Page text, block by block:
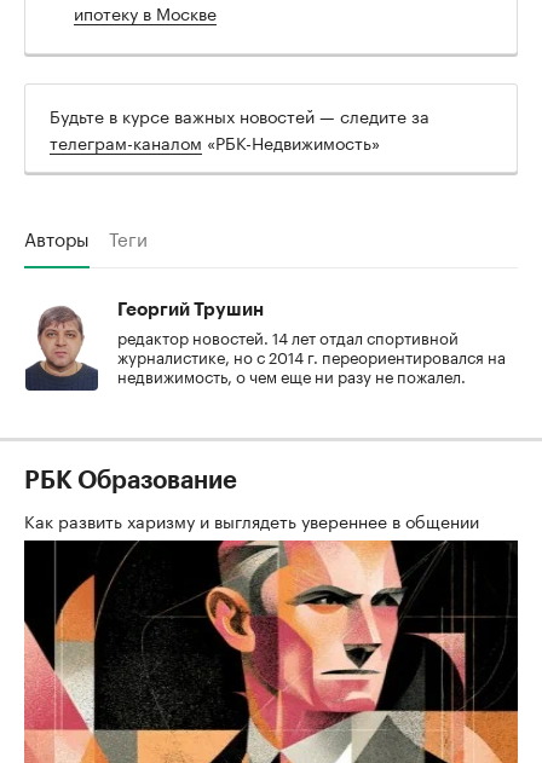
ипотеку в Москве
Будьте в курсе важных новостей — следите за
телеграм-каналом «РБК-Недвижимость»
Авторы Теги
Георгий Трушин
редактор новостей. 14 лет отдал спортивной
журналистике, но с 2014 г. переориентировался на
недвижимость, о чем еще ни разу не пожалел.
РБК Образование
Как развить харизму и выглядеть увереннее в общении